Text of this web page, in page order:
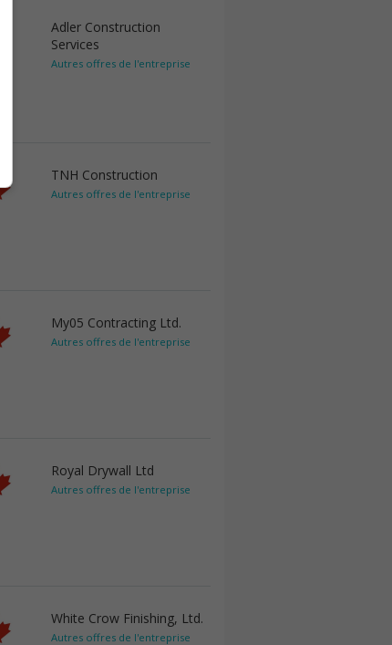
Adler Construction
Services
Autres offres de l'entreprise
TNH Construction
Autres offres de l'entreprise
My05 Contracting Ltd.
Autres offres de l'entreprise
Royal Drywall Ltd
Autres offres de l'entreprise
White Crow Finishing, Ltd.
Autres offres de l'entreprise